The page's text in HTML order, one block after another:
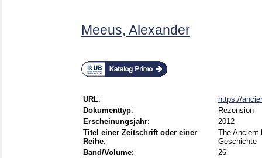
Meeus, Alexander
URL:
https://
Dokumenttyp:
Rezension
Erscheinungsjahr:
2012
Titel einer Zeitschrift oder einer
Reihe:
The Ancient
Geschichte
Band/Volume:
26